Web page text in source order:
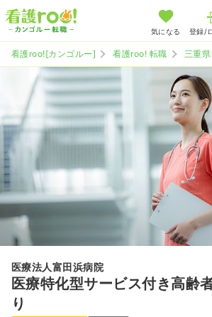
気になる 登録/
看護roo![カンゴルー] 看護roo! 転職 三重県
医療法人富田浜病院
医療特化型サービス付き高齢
り